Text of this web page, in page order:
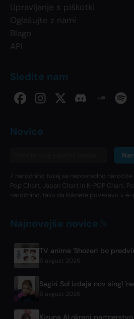
Upravljanje s piškotki
Oglašujte z nami
Blago
API
Sledite nam
Novice
Z naročnino tukaj se neposredno naročite
Pop Chart, Japan Chart in K-POP Chart.
naročnino, tako da kliknete povezavo v
Najnovejše novice
6 avgust 2026
6 avgust 2026